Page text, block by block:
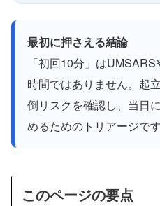
最初に押さえる結論
「初回10分」は
時間ではありません。起
倒リスクを確認し、当日
めるためのトリアージです
このページの要点